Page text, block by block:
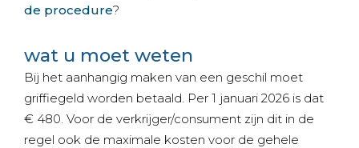
de procedure?
wat u moet weten
Bij het aanhangig maken van een geschil moet
griffiegeld worden betaald. Per 1 januari 2026 is dat
€ 480. Voor de verkrijger/consument zijn dit in de
regel ook de maximale kosten voor de gehele